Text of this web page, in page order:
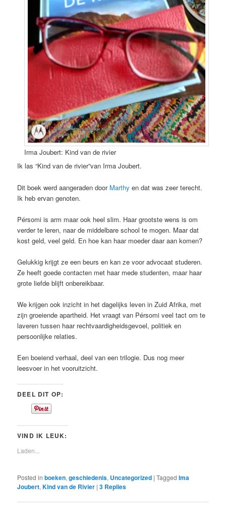
Irma Joubert: Kind van de rivier
Ik las “Kind van de rivier”van Irma Joubert.
Dit boek werd aangeraden door Marthy en dat was zeer terecht.
Ik heb ervan genoten.
Pérsomi is arm maar ook heel slim. Haar grootste wens is om
verder te leren, naar de middelbare school te mogen. Maar dat
kost geld, veel geld. En hoe kan haar moeder daar aan komen?
Gelukkig krijgt ze een beurs en kan ze voor advocaat studeren.
Ze heeft goede contacten met haar mede studenten, maar haar
grote liefde blijft onbereikbaar.
We krijgen ook inzicht in het dagelijks leven in Zuid Afrika, met
zijn groeiende apartheid. Het vraagt van Pérsomi veel tact om te
laveren tussen haar rechtvaardigheidsgevoel, politiek en
persoonlijke relaties.
Een boeiend verhaal, deel van een trilogie. Dus nog meer
leesvoer in het vooruitzicht.
DEEL DIT OP:
VIND IK LEUK:
Laden...
Posted in boeken,geschiedenis, Uncategorized |Tagged Ima
Joubert,Kind van de Rivier |3 Replies